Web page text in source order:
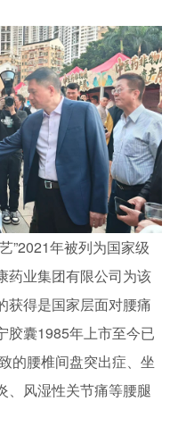
”2021年被列为国家级
药业集团有限公司为该
获得是国家层面对腰痛
胶囊1985年上市至今已
的腰椎间盘突出症、坐
、风湿性关节痛等腰腿